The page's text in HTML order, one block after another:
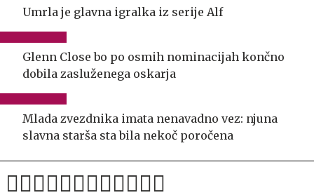
Umrla je glavna igralka iz serije Alf
Glenn Close bo po osmih nominacijah končno
dobila zasluženega oskarja
Mlada zvezdnika imata nenavadno vez: njuna
slavna starša sta bila nekoč poročena